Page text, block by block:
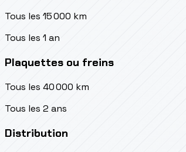
Tous les 15 000 km
Tous les 1 an
Plaquettes ou freins
Tous les 40 000 km
Tous les 2 ans
Distribution